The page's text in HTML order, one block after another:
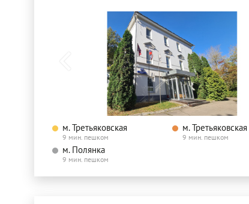
м. Третьяковская
9 мин. пешком
м. Третьяковская
9 мин. пешком
м. Полянка
9 мин. пешком